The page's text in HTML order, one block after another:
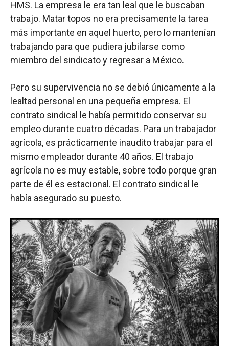
HMS. La empresa le era tan leal que le buscaban
trabajo. Matar topos no era precisamente la tarea
más importante en aquel huerto, pero lo mantenían
trabajando para que pudiera jubilarse como
miembro del sindicato y regresar a México.
Pero su supervivencia no se debió únicamente a la
lealtad personal en una pequeña empresa. El
contrato sindical le había permitido conservar su
empleo durante cuatro décadas. Para un trabajador
agrícola, es prácticamente inaudito trabajar para el
mismo empleador durante 40 años. El trabajo
agrícola no es muy estable, sobre todo porque gran
parte de él es estacional. El contrato sindical le
había asegurado su puesto.